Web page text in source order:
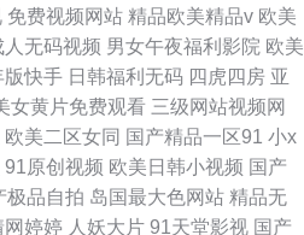
免费视频网站 精品欧美精品v 欧美
人无码视频 男女午夜福利影院 欧美
版快手 日韩福利无码 四虎四房 亚
女黄片免费观看 三级网站视频网
欧美二区女同 国产精品一区91 小x
91原创视频 欧美日韩小视频 国产
极品自拍 岛国最大色网站 精品无
网婷婷 人妖大片 91天堂影视 国产